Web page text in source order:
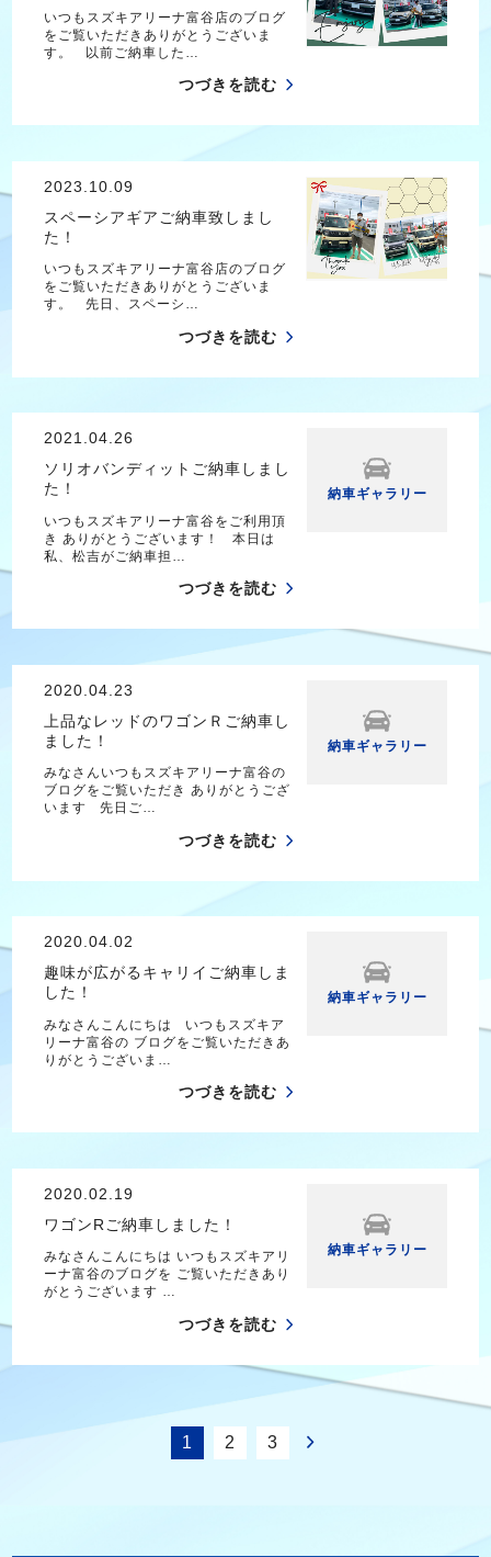
いつもスズキアリーナ富谷店のブログ
をご覧いただきありがとうございま
す。 以前ご納車した…
つづきを読む
2023.10.09
スペーシアギアご納車致しまし
た！
いつもスズキアリーナ富谷店のブログ
をご覧いただきありがとうございま
す。 先日、スペーシ…
つづきを読む
2021.04.26
ソリオバンディットご納車しまし
た！
いつもスズキアリーナ富谷をご利用頂
き ありがとうございます！ 本日は
私、松吉がご納車担…
つづきを読む
納車ギャラリー
2020.04.23
上品なレッドのワゴンＲご納車し
ました！
みなさんいつもスズキアリーナ富谷の
ブログをご覧いただき ありがとうござ
います 先日ご…
つづきを読む
納車ギャラリー
2020.04.02
趣味が広がるキャリイご納車しま
した！
みなさんこんにちは いつもスズキア
リーナ富谷の ブログをご覧いただきあ
りがとうございま…
つづきを読む
納車ギャラリー
2020.02.19
ワゴンRご納車しました！
みなさんこんにちは いつもスズキアリ
ーナ富谷のブログを ご覧いただきあり
がとうございます …
つづきを読む
納車ギャラリー
1 2 3